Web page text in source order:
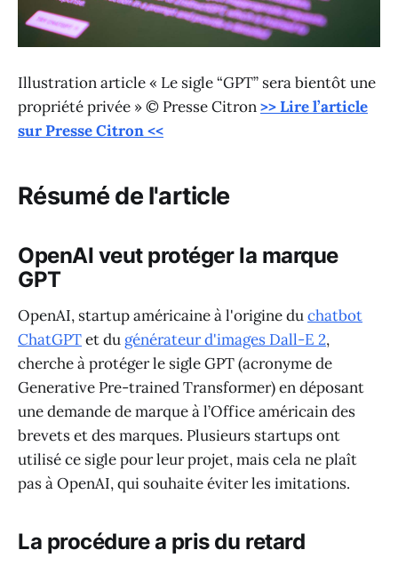
Illustration article « Le sigle “GPT” sera bientôt une
propriété privée » © Presse Citron>> Lire l’article
sur Presse Citron <<
Résumé de l'article
OpenAI veut protéger la marque
GPT
OpenAI, startup américaine à l'origine duchatbot
ChatGPTet du générateur d'images Dall-E 2,
cherche à protéger le sigle GPT (acronyme de
Generative Pre-trained Transformer) en déposant
une demande de marque à l’Office américain des
brevets et des marques. Plusieurs startups ont
utilisé ce sigle pour leur projet, mais cela ne plaît
pas à OpenAI, qui souhaite éviter les imitations.
La procédure a pris du retard